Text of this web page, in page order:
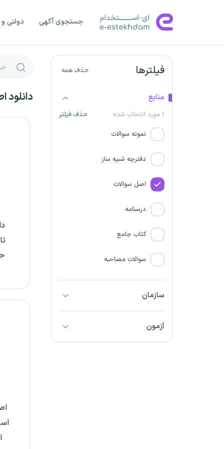
جستجوی آگهی دولتی
فیلترها حذف همه
منابع
۱ مورد انتخاب شده
حذف فیلتر
نمونه سوالات
دفترچه شبیه ساز
اصل سوالات
درسنامه
کتاب جامع
سوالات مصاحبه
سازمان
آزمون
دانلود